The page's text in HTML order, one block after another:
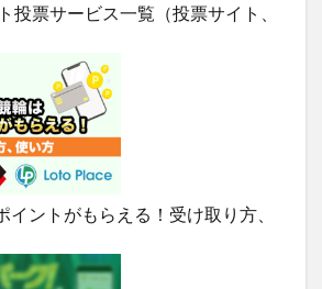
投票サービス一覧（投票サイト、
イントがもらえる！受け取り方、